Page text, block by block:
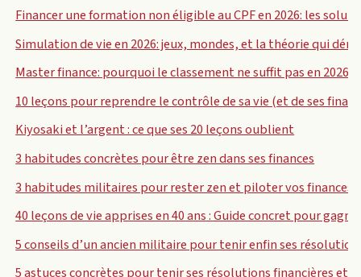
Financer une formation non éligible au CPF en 2026: les
Simulation de vie en 2026: jeux, mondes, et la théorie qui
Master finance: pourquoi le classement ne suffit pas en 2026
10 leçons pour reprendre le contrôle de sa vie (et de ses
Kiyosaki et l’argent : ce que ses 20 leçons oublient
3 habitudes concrètes pour être zen dans ses finances
3 habitudes militaires pour rester zen et piloter vos finances
40 leçons de vie apprises en 40 ans : Guide concret pour
5 conseils d’un ancien militaire pour tenir enfin ses